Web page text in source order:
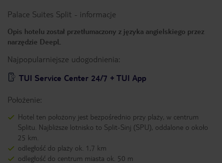
Palace Suites Split - informacje
Opis hotelu został przetłumaczony z języka angielskiego przez
narzędzie DeepL
Najpopularniejsze udogodnienia:
TUI Service Center 24/7 + TUI App
Położenie:
Hotel ten położony jest bezpośrednio przy plaży, w centrum
Splitu. Najbliższe lotnisko to Split-Sinj (SPU), oddalone o około
25 km.
odległość do plaży ok. 1,7 km
odległość do centrum miasta ok. 50 m